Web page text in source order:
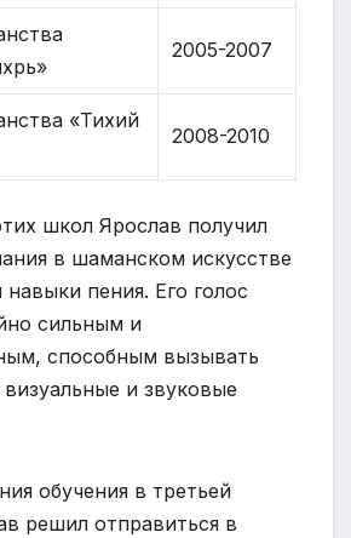
2005-2007
«Тихий
2008-2010
школ Ярослав получил
в шаманском искусстве
пения. Его голос
сильным и
способным вызывать
и звуковые
обучения в третьей
решил отправиться в